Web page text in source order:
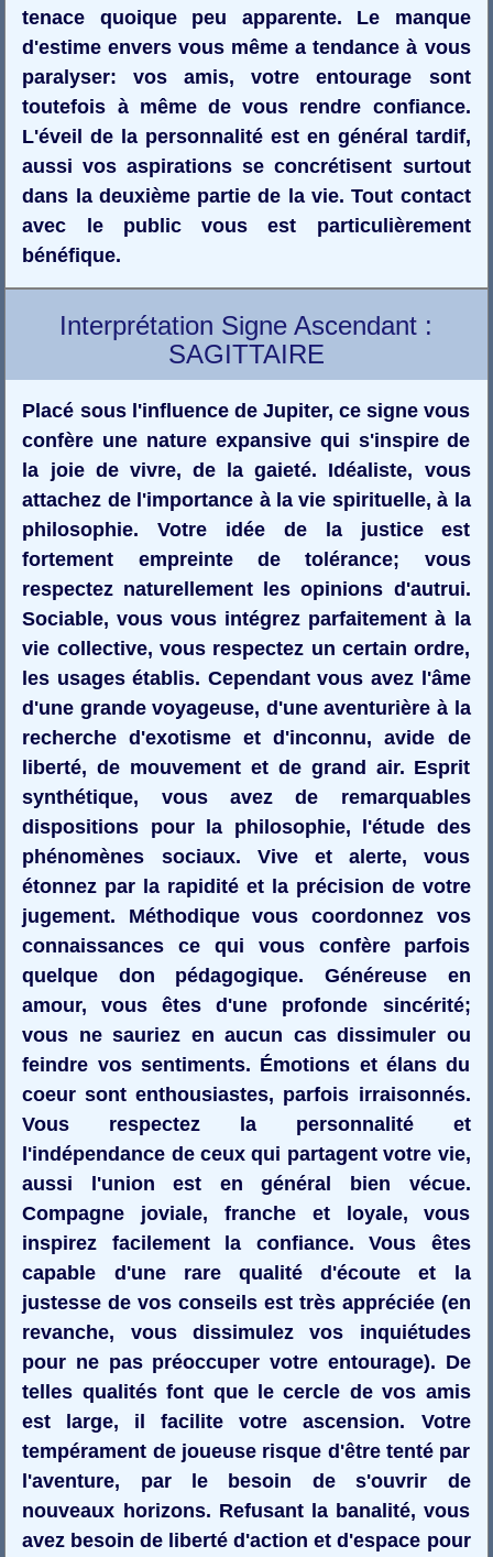
tenace quoique peu apparente. Le manque
d'estime envers vous même a tendance à vous
paralyser: vos amis, votre entourage sont
toutefois à même de vous rendre confiance.
L'éveil de la personnalité est en général tardif,
aussi vos aspirations se concrétisent surtout
dans la deuxième partie de la vie. Tout contact
avec le public vous est particulièrement
bénéfique.
Interprétation Signe Ascendant :
SAGITTAIRE
Placé sous l'influence de Jupiter, ce signe vous
confère une nature expansive qui s'inspire de
la joie de vivre, de la gaieté. Idéaliste, vous
attachez de l'importance à la vie spirituelle, à la
philosophie. Votre idée de la justice est
fortement empreinte de tolérance; vous
respectez naturellement les opinions d'autrui.
Sociable, vous vous intégrez parfaitement à la
vie collective, vous respectez un certain ordre,
les usages établis. Cependant vous avez l'âme
d'une grande voyageuse, d'une aventurière à la
recherche d'exotisme et d'inconnu, avide de
liberté, de mouvement et de grand air. Esprit
synthétique, vous avez de remarquables
dispositions pour la philosophie, l'étude des
phénomènes sociaux. Vive et alerte, vous
étonnez par la rapidité et la précision de votre
jugement. Méthodique vous coordonnez vos
connaissances ce qui vous confère parfois
quelque don pédagogique. Généreuse en
amour, vous êtes d'une profonde sincérité;
vous ne sauriez en aucun cas dissimuler ou
feindre vos sentiments. Émotions et élans du
coeur sont enthousiastes, parfois irraisonnés.
Vous respectez la personnalité et
l'indépendance de ceux qui partagent votre vie,
aussi l'union est en général bien vécue.
Compagne joviale, franche et loyale, vous
inspirez facilement la confiance. Vous êtes
capable d'une rare qualité d'écoute et la
justesse de vos conseils est très appréciée (en
revanche, vous dissimulez vos inquiétudes
pour ne pas préoccuper votre entourage). De
telles qualités font que le cercle de vos amis
est large, il facilite votre ascension. Votre
tempérament de joueuse risque d'être tenté par
l'aventure, par le besoin de s'ouvrir de
nouveaux horizons. Refusant la banalité, vous
avez besoin de liberté d'action et d'espace pour